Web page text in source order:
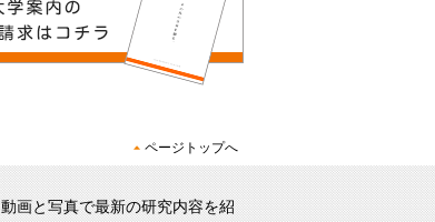
ページトップへ
動画と写真で最新の研究内容を紹